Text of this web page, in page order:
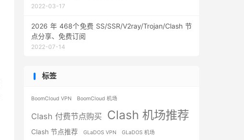
2022-03-17
2026 年 468个免费 SS/SSR/V2ray/Trojan/Clash 节
点分享、免费订阅
2022-07-14
标签
BoomCloud VPN BoomCloud 机场
Clash 付费节点购买 Clash 机场推荐
Clash 节点推荐 GLaDOS VPN GLaDOS 机场